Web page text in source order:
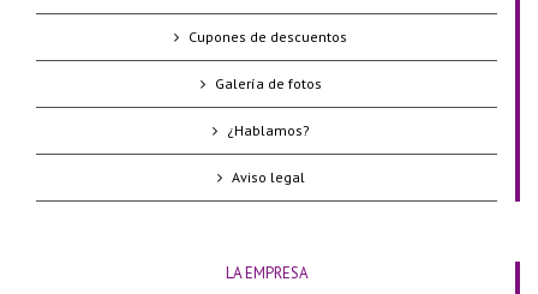
Cupones de descuentos
Galería de fotos
¿Hablamos?
Aviso legal
LA EMPRESA